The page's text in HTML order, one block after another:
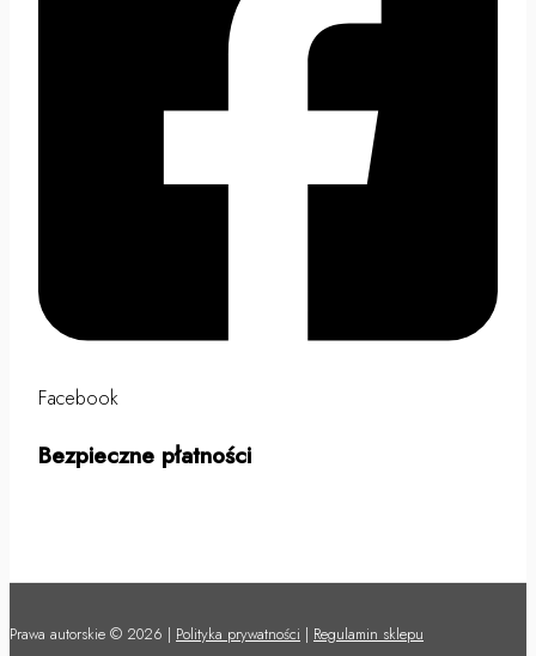
Facebook
Bezpieczne płatności
Prawa autorskie © 2026 | Polityka prywatności | Regulamin sklepu